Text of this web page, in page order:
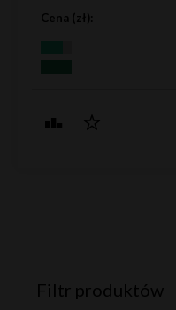
Filtr produktów
Cena (zł):